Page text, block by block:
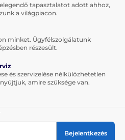
tapasztalatot adott ahhoz,
a világpiacon.
minket. Ügyfélszolgálatunk
részesült.
és szervizelése nélkülözhetetlen
amire szüksége van.
Bejelentkezés